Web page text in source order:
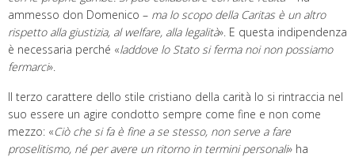
ammesso don Domenico – ma lo scopo della Caritas è un altro
rispetto alla giustizia, al welfare, alla legalità». E questa indipendenza
è necessaria perché «laddove lo Stato si ferma noi non possiamo
fermarci».
Il terzo carattere dello stile cristiano della carità lo si rintraccia nel
suo essere un agire condotto sempre come fine e non come
mezzo: «Ciò che si fa è fine a se stesso, non serve a fare
proselitismo, néper avere un ritorno in termini personali» ha